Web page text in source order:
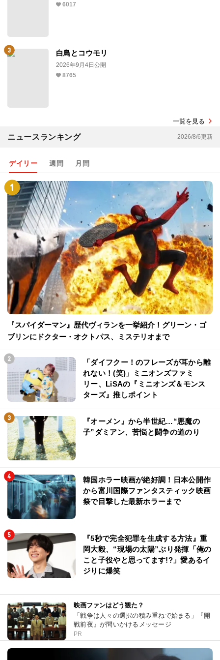
6017
白鳥とコウモリ
2026年9月4日公開
8765
一覧を見る
ニュースランキング 2026/8/6更新
デイリー 週間 月間
『スパイダーマン』歴代ヴィランを一挙紹介！グリーン・ゴ
ブリンにドクター・オクトパス、ミステリオまで
「ダイフクー！のフレーズが耳から離
れない！(笑)」ミニオンズファミ
リー、LiSAの『ミニオンズ＆モンス
ターズ』推しポイント
『オーメン』から半世紀…“悪魔の
子”ダミアン、苦悩と闘争の道のり
韓国ホラー映画が絶好調！日本公開作
から富川国際ファンタスティック映画
祭で目撃した最新ホラーまで
『5秒で完全犯罪を生成する方法』重
岡大毅、“現場の太陽”ぶり発揮「俺の
こと子役やと思ってます!?」愛あるイ
ジりに爆笑
映画ファンはどう観た？
「戦争は人々の選択の積み重ねで始まる」『開
戦前夜』が問いかけるメッセージ
PR